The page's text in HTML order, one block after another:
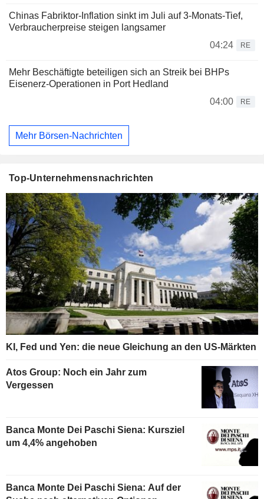
Chinas Fabriktor-Inflation sinkt im Juli auf 3-Monats-Tief,
Verbraucherpreise steigen langsamer
04:24
RE
Mehr Beschäftigte beteiligen sich an Streik bei BHPs
Eisenerz-Operationen in Port Hedland
04:00
RE
Mehr Börsen-Nachrichten
Top-Unternehmensnachrichten
KI, Fed und Yen: die neue Gleichung an den US-Märkten
Atos Group: Noch ein Jahr zum
Vergessen
Banca Monte Dei Paschi Siena: Kursziel
um 4,4% angehoben
Banca Monte Dei Paschi Siena: Auf der